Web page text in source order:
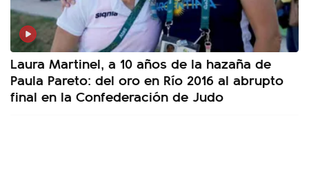
Laura Martinel, a 10 años de la hazaña de
Paula Pareto: del oro en Río 2016 al abrupto
final en la Confederación de Judo